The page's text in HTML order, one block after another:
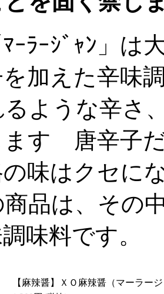
ｰﾗｰｼﾞｬﾝ」は
加えた辛味
ような辛さ
ます 唐辛子
味はクセに
品は、その
味料です。
【麻辣醤】ＸＯ麻辣醤（マーラー